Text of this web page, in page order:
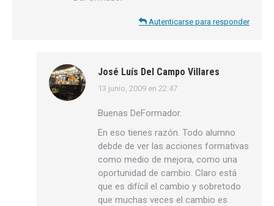
Autenticarse para responder
José Luís Del Campo Villares
dice:
13 junio, 2009 en 22:47
Buenas DeFormador.
En eso tienes razón. Todo alumno
debde de ver las acciones formativas
como medio de mejora, como una
oportunidad de cambio. Claro está
que es difícil el cambio y sobretodo
que muchas veces el cambio es